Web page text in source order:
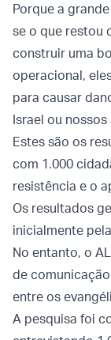
Porque a
se o que restou
construir uma
operacional,
para causar
Israel ou
Estes são os
com 1.000
resistência e o
Os resultados
inicialmente
No entanto, o
de
entre os
A pesquisa foi